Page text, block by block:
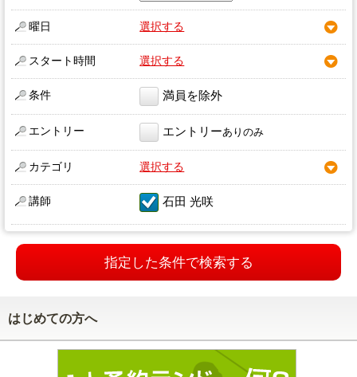
曜日 選択する
スタート時間 選択する
条件 満員を除外
エントリー エントリーありのみ
カテゴリ 選択する
講師 石田 光咲
指定した条件で検索する
はじめての方へ